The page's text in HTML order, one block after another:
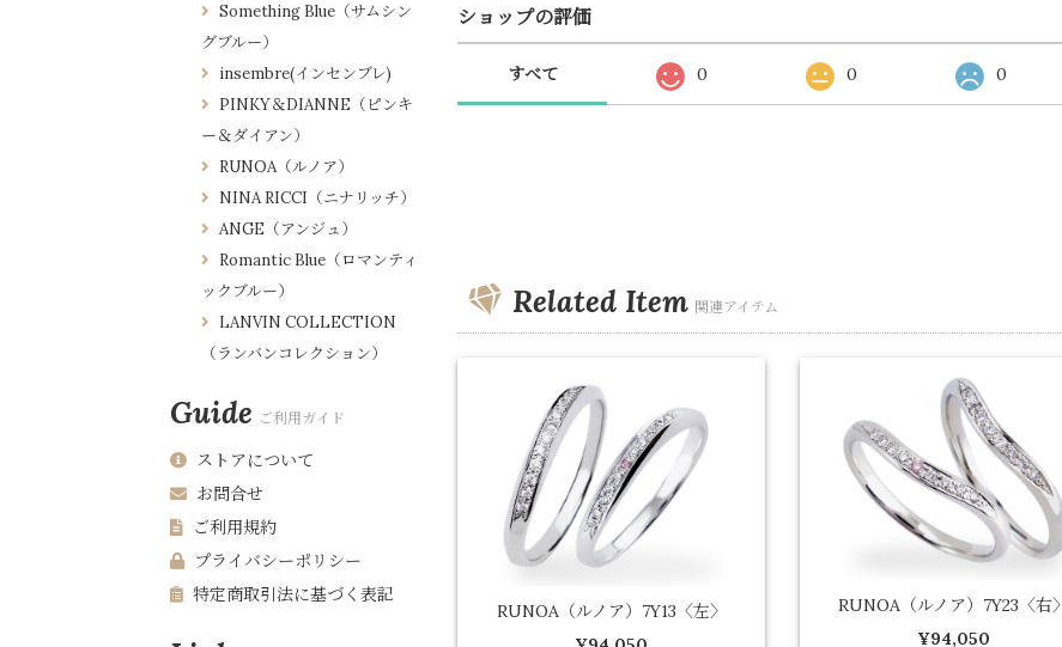
ショップの評価
すべて 0 0 0
Related Item 関連アイテム
RUNOA（ルノア）7Y13〈左〉
RUNOA（ルノア）7Y23〈右〉
¥94,050
Something Blue（サムシン
グブルー）
insembre(インセンブレ)
PINKY＆DIANNE（ピンキ
ー＆ダイアン）
RUNOA（ルノア）
NINA RICCI（ニナリッチ）
ANGE（アンジュ）
Romantic Blue（ロマンティ
ックブルー）
LANVIN COLLECTION
（ランバンコレクション）
Guide ご利用ガイド
ストアについて
お問合せ
ご利用規約
プライバシーポリシー
特定商取引法に基づく表記